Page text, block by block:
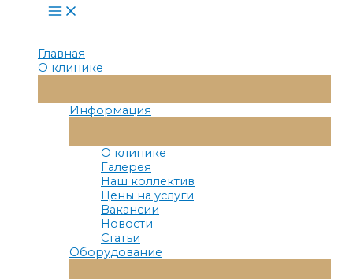
Main
Menu
Главная
О клинике
Меню
Информация
Меню
О клинике
Галерея
Наш коллектив
Цены на услуги
Вакансии
Новости
Статьи
Оборудование